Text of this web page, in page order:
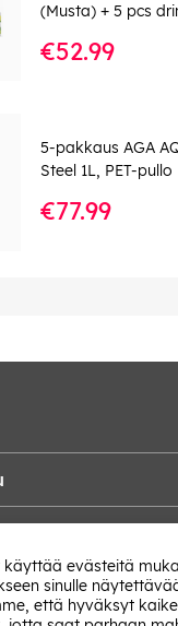
(Musta) + 5 pcs
€52.99
5-pakkaus AGA
Steel 1L, PET-pullo
€77.99
käyttää evästeitä
sinulle
että hyväksyt